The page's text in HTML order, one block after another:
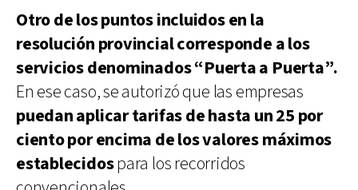
Otro de los puntos incluidos en la
resolución provincial corresponde a los
servicios denominados “Puerta a Puerta”.
En ese caso, se autorizó que las empresas
puedan aplicar tarifas de hasta un 25 por
ciento por encima de los valores máximos
establecidospara los recorridos